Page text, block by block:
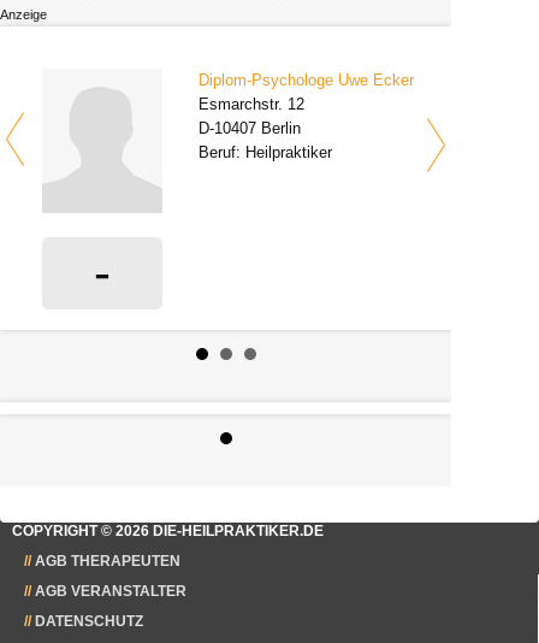
Anzeige
-
Diplom-Psychologe Uwe Ecker
Esmarchstr. 12
D-10407 Berlin
Beruf: Heilpraktiker
COPYRIGHT © 2026 DIE-HEILPRAKTIKER.DE
AGB THERAPEUTEN
AGB VERANSTALTER
DATENSCHUTZ